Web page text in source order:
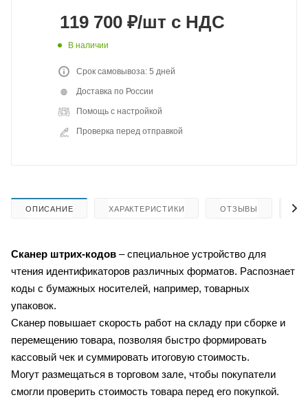
119 700 ₽/шт с НДС
В наличии
Срок самовывоза: 5 дней
Доставка по России
Помощь с настройкой
Проверка перед отправкой
ОПИСАНИЕ ХАРАКТЕРИСТИКИ ОТЗЫВЫ
Сканер штрих-кодов – специальное устройство для
чтения идентификаторов различных форматов. Распознает
коды с бумажных носителей, например, товарных
упаковок.
Сканер повышает скорость работ на складу при сборке и
перемещению товара, позволяя быстро формировать
кассовый чек и суммировать итоговую стоимость.
Могут размещаться в торговом зале, чтобы покупатели
смогли проверить стоимость товара перед его покупкой.